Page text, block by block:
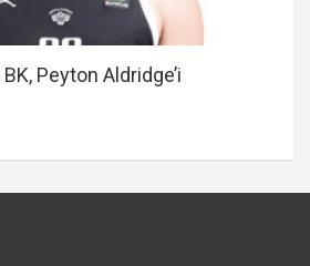
Peyton Aldridge’i